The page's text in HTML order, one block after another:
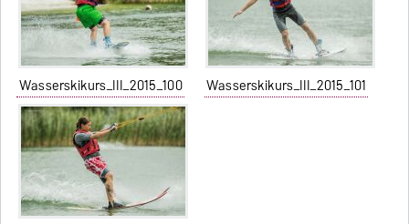
Wasserskikurs_III_2015_100 Wasserskikurs_III_2015_101